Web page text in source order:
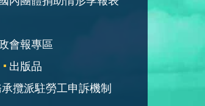
會報專區
出版品
攬派駐勞工申訴機制